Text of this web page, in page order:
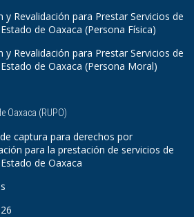
y Revalidación para Prestar Servicios de
de Oaxaca (Persona Física)
y Revalidación para Prestar Servicios de
de Oaxaca (Persona Moral)
Oaxaca (RUPO)
captura para derechos por
para la prestación de servicios de
de Oaxaca